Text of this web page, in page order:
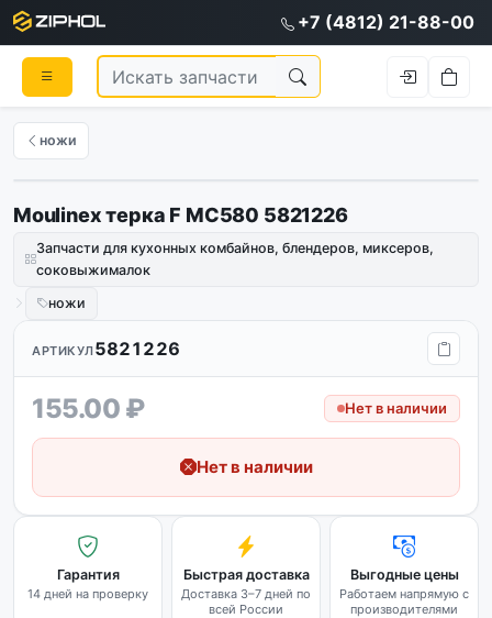
+7 (4812) 21-88-00
ножи
Moulinex терка F MC580 5821226
Запчасти для кухонных комбайнов, блендеров, миксеров,
соковыжималок
ножи
АРТИКУЛ5821226
155.00 ₽ Нет в наличии
Нет в наличии
Гарантия
14 дней на проверку
Быстрая доставка
Доставка 3–7 дней по
всей России
Выгодные цены
Работаем напрямую с
производителями